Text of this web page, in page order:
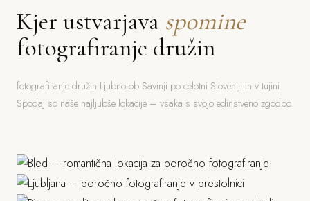
Kjer ustvarjava spomine
fotografiranje družin
fotografiranje družin Ljubno ob Savinji po celotni Sloveniji in v tujini.
Spodaj so naše najljubše lokacije – vsaka s svojo edinstveno zgodbo.
Grad, stara mesta, parki
Piran
Morje, mediteranska arhitektura